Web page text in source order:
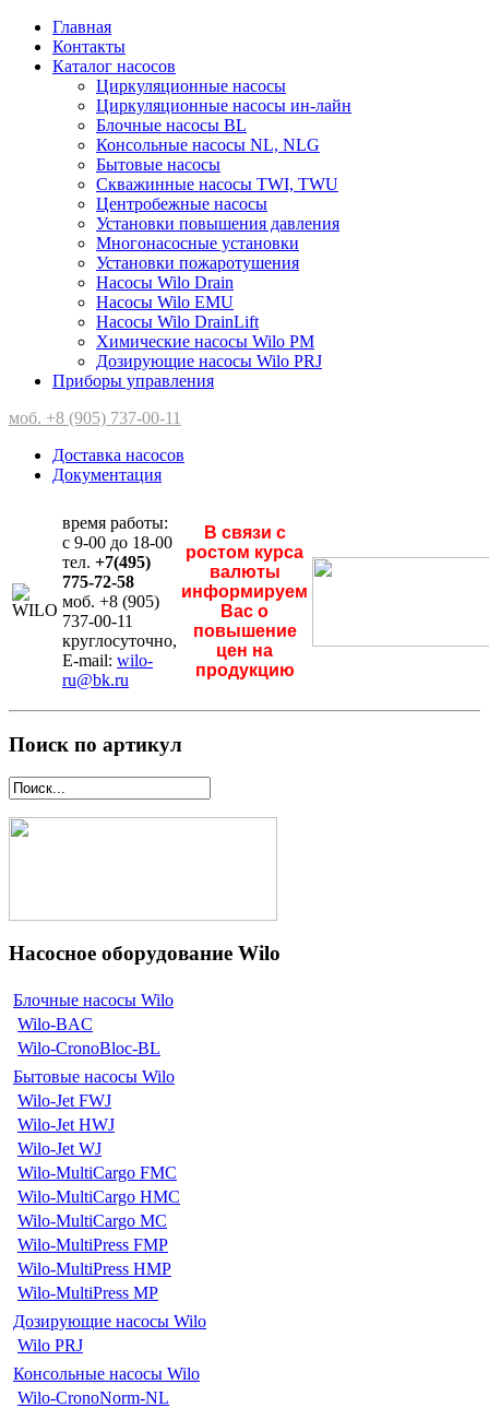
Главная
Контакты
Каталог насосов
Циркуляционные насосы
Циркуляционные насосы ин-лайн
Блочные насосы BL
Консольные насосы NL, NLG
Бытовые насосы
Скважинные насосы TWI, TWU
Центробежные насосы
Установки повышения давления
Многонасосные установки
Установки пожаротушения
Насосы Wilo Drain
Насосы Wilo EMU
Насосы Wilo DrainLift
Химические насосы Wilo PM
Дозирующие насосы Wilo PRJ
Приборы управления
моб. +8 (905) 737-00-11
Доставка насосов
Документация
время работы:
с 9-00 до 18-00
тел. +7(495)
775-72-58
моб. +8 (905)
737-00-11
круглосуточно,
E-mail: wilo-
ru@bk.ru
В связи с
ростом курса
валюты
информируем
Вас о
повышение
цен на
продукцию
Поиск по артикул
Насосное оборудование Wilo
Блочные насосы Wilo
Wilo-BAC
Wilo-CronoBloc-BL
Бытовые насосы Wilo
Wilo-Jet FWJ
Wilo-Jet HWJ
Wilo-Jet WJ
Wilo-MultiCargo FMC
Wilo-MultiCargo HMC
Wilo-MultiCargo MC
Wilo-MultiPress FMP
Wilo-MultiPress HMP
Wilo-MultiPress MP
Дозирующие насосы Wilo
Wilo PRJ
Консольные насосы Wilo
Wilo-CronoNorm-NL